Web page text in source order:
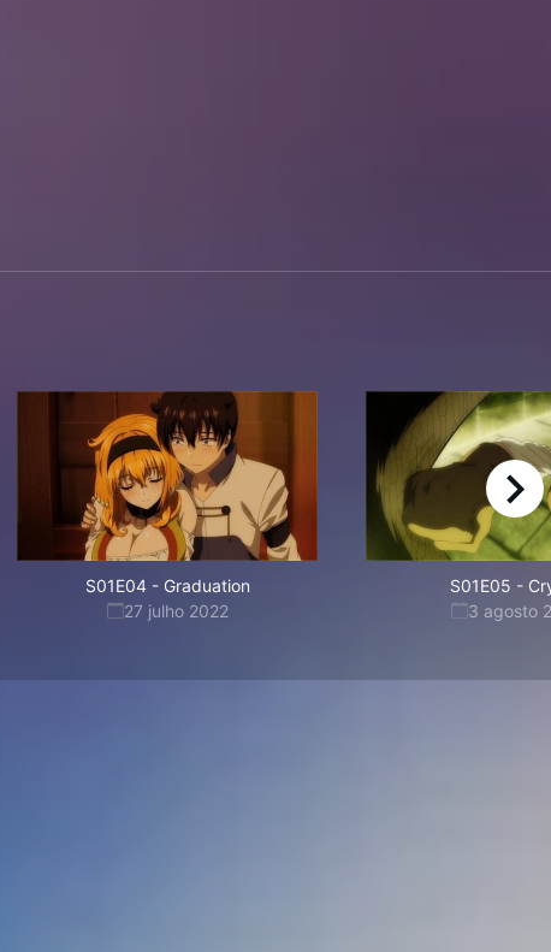
S01E04- Graduation
27 julho 2022
S01E05 -
3 agosto
right